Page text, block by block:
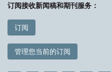
订阅接收新闻稿和期刊服务：
订阅
管理您当前的订阅